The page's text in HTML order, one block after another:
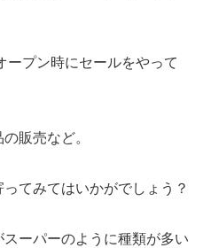
ープン時にセールをやって
販売など。
てみてはいかがでしょう？
ーパーのように種類が多い